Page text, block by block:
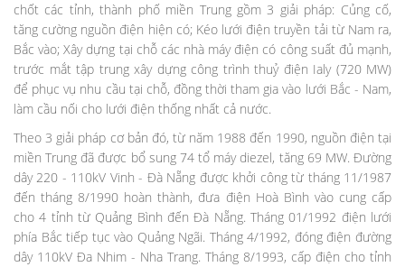
chốt các tỉnh, thành phố miền Trung gồm 3 giải pháp: Củng cố,
tăng cường nguồn điện hiện có; Kéo lưới điện truyền tải từ Nam ra,
Bắc vào; Xây dựng tại chỗ các nhà máy điện có công suất đủ mạnh,
trước mắt tập trung xây dựng công trình thuỷ điện Ialy (720 MW)
để phục vụ nhu cầu tại chỗ, đồng thời tham gia vào lưới Bắc - Nam,
làm cầu nối cho lưới điện thống nhất cả nước.
Theo 3 giải pháp cơ bản đó, từ năm 1988 đến 1990, nguồn điện tại
miền Trung đã được bổ sung 74 tổ máy diezel, tăng 69 MW. Đường
dây 220 - 110kV Vinh - Đà Nẵng được khởi công từ tháng 11/1987
đến tháng 8/1990 hoàn thành, đưa điện Hoà Bình vào cung cấp
cho 4 tỉnh từ Quảng Bình đến Đà Nẵng. Tháng 01/1992 điện lưới
phía Bắc tiếp tục vào Quảng Ngãi. Tháng 4/1992, đóng điện đường
dây 110kV Đa Nhim - Nha Trang. Tháng 8/1993, cấp điện cho tỉnh